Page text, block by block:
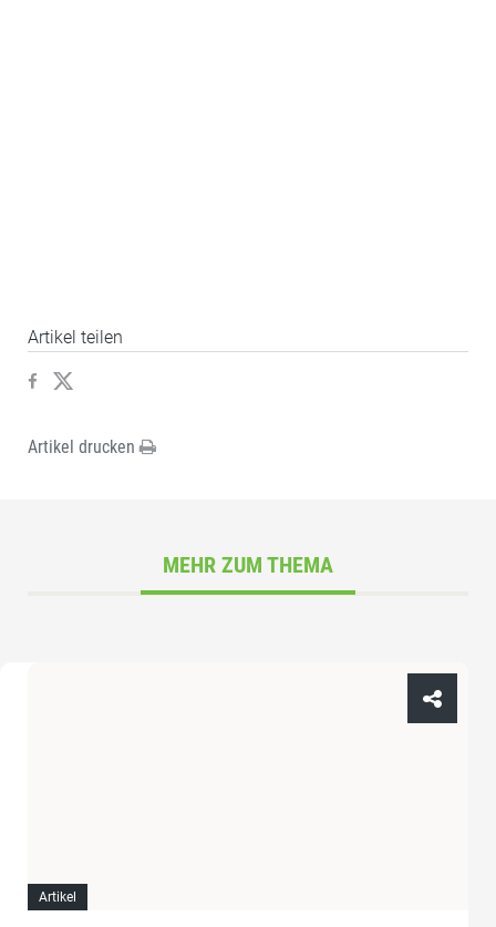
Artikel teilen
Artikel drucken
MEHR ZUM THEMA
Artikel